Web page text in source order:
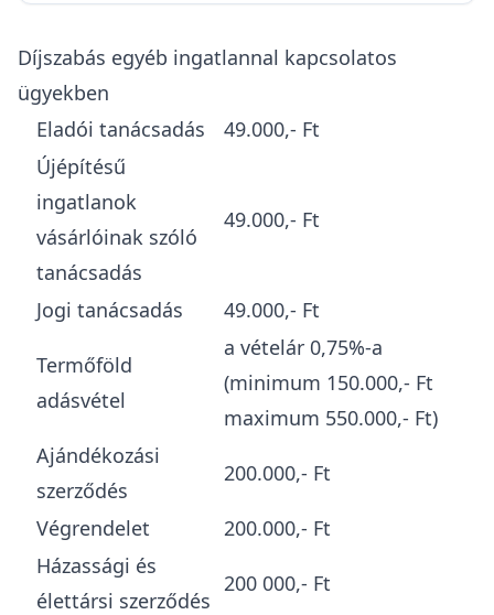
Díjszabás egyéb ingatlannal kapcsolatos
ügyekben
Eladói tanácsadás
49.000,- Ft
Újépítésű
ingatlanok
vásárlóinak szóló
tanácsadás
49.000,- Ft
Jogi tanácsadás 49.000,- Ft
Termőföld
adásvétel
a vételár 0,75%-a
(minimum 150.000,- Ft
maximum 550.000,- Ft)
Ajándékozási
szerződés
200.000,- Ft
Végrendelet
200.000,- Ft
Házassági és
élettársi szerződés
200 000,- Ft